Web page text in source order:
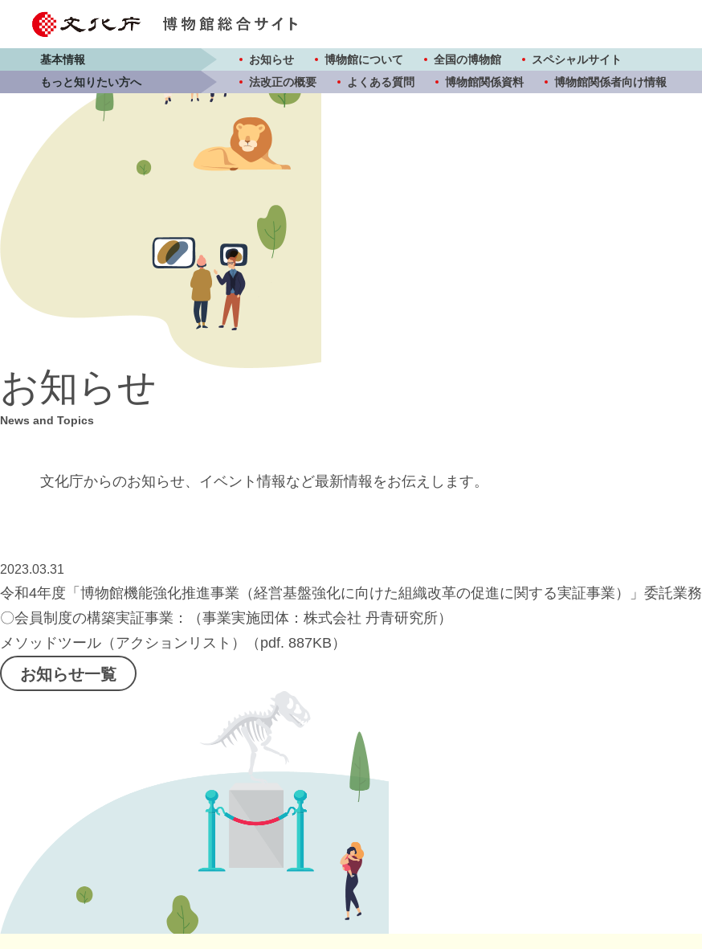
基本情報 お知らせ 博物館について 全国の博物館
スペシャルサイト
もっと知りたい方へ
法改正の概要 よくある質問 博物館関係資料 博物館関係者向け情報
お知らせ
News and Topics
文化庁からのお知らせ、イベント情報など最新情報をお伝えします。
2023.03.31
令和4年度「博物館機能強化推進事業（経営基盤強化に向けた組織改革の促進に関する実証事業）」委託業務
〇会員制度の構築実証事業：（事業実施団体：株式会社 丹青研究所）
メソッドツール（アクションリスト）（pdf. 887KB）
お知らせ一覧